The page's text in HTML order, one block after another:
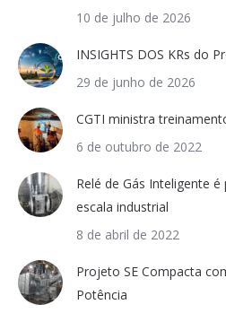
10 de julho de 2026
INSIGHTS DOS KRs do
29 de junho de 2026
CGTI ministra
6 de outubro de 2022
Relé de Gás Inteligente
escala industrial
8 de abril de 2022
Projeto SE Compacta
Potência